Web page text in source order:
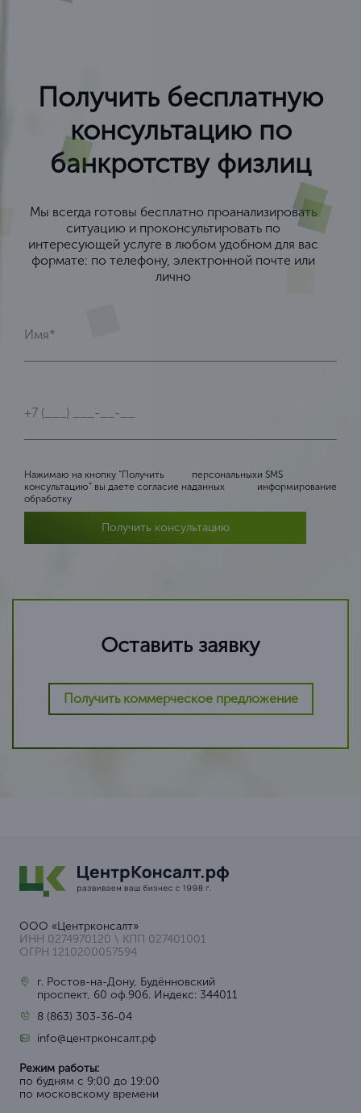
Получить бесплатную
консультацию по
банкротству физлиц
Мы всегда готовы бесплатно проанализировать
ситуацию и проконсультировать по
интересующей услуге в любом удобном для вас
формате: по телефону, электронной почте или
лично
Нажимаю на кнопку “Получить
консультацию” вы даете согласие на
обработку
персональных
данных
и SMS
информирование
Получить консультацию
Оставить заявку
Получить коммерческое предложение
ООО «Центрконсалт»
ИНН 0274970120 \ КПП 027401001
ОГРН 1210200057594
г. Ростов-на-Дону, Будённовский
проспект, 60 оф.906. Индекс: 344011
8 (863) 303-36-04
info@центрконсалт.рф
Режим работы:
по будням с 9:00 до 19:00
по московскому времени